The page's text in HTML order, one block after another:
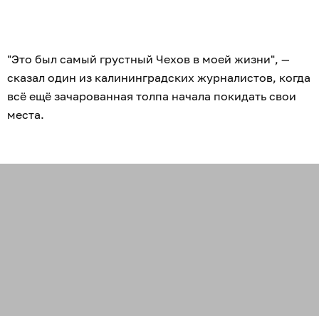
"Это был самый грустный Чехов в моей жизни", —
сказал один из калининградских журналистов, когда
всё ещё зачарованная толпа начала покидать свои
места.